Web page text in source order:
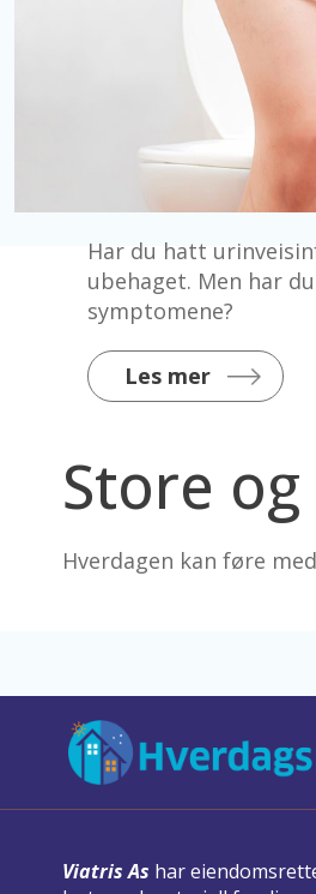
Har du hatt
ubehaget. Men har
symptomene?
Les mer
Store
Hverdagen kan føre
Viatris As har